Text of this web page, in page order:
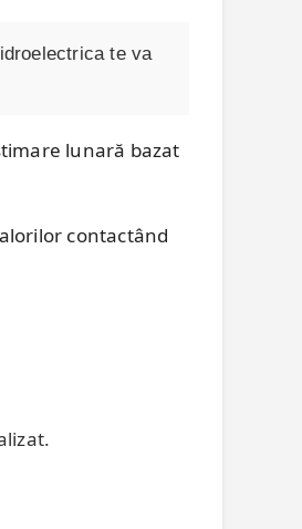
te va
lunară bazat
contactând